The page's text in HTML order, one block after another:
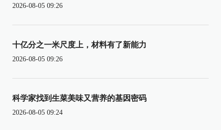
2026-08-05 09:26
十亿分之一米尺度上，材料有了新能力
2026-08-05 09:26
科学家找到生菜美味又营养的基因密码
2026-08-05 09:24